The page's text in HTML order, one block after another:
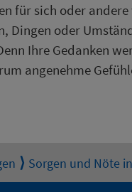
für sich oder
Dingen oder
Ihre Gedanken
angenehme
Sorgen und Nöte